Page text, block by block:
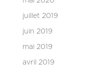
juillet 2019
juin 2019
mai 2019
avril 2019